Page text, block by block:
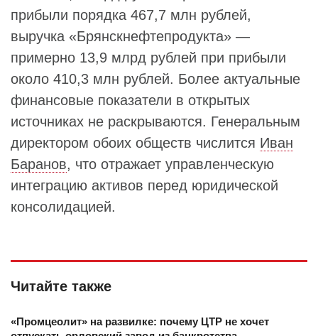
прибыли порядка 467,7 млн рублей,
выручка «Брянскнефтепродукта» —
примерно 13,9 млрд рублей при прибыли
около 410,3 млн рублей. Более актуальные
финансовые показатели в открытых
источниках не раскрываются. Генеральным
директором обоих обществ числится Иван
Баранов, что отражает управленческую
интеграцию активов перед юридической
консолидацией.
Читайте также
«Промцеолит» на развилке: почему ЦТР не хочет